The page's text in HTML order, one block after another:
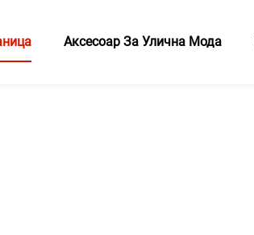
Аксесоар За Улична Мода